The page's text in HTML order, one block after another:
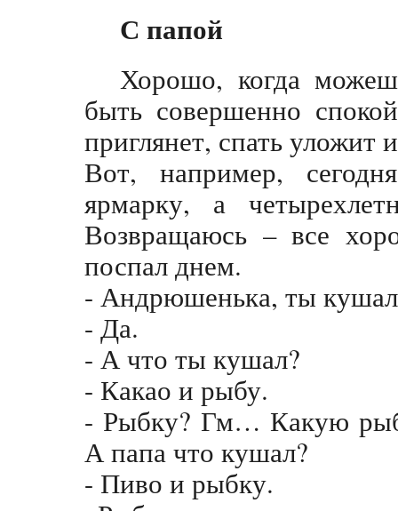
С папой
Хорошо, когда
быть совершенно
приглянет, спать уложит
Вот, например,
ярмарку, а
Возвращаюсь – все
поспал днем.
- Андрюшенька, ты
- Да.
- А что ты кушал?
- Какао и рыбу.
- Рыбку? Гм… Какую
А папа что кушал?
- Пиво и рыбку.